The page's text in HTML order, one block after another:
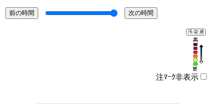
注ﾏｰｸ非表示